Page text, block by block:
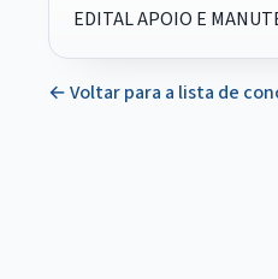
EDITAL APOIO E
← Voltar para a lista de